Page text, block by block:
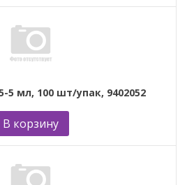
5 мл, 100 шт/упак, 9402052
В корзину